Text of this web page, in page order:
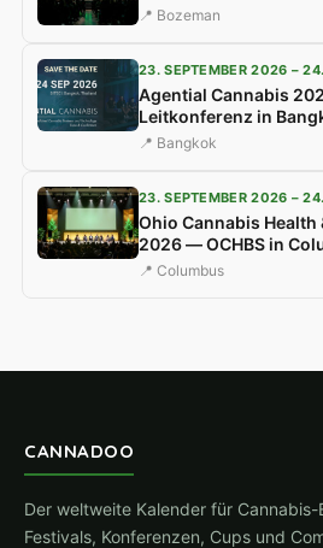
📍 Bozeman
23. SEPTEMBER 2026 –
Agential Cannabis
Leitkonferenz in
📍 Bangkok
23. SEPTEMBER 2026 –
Ohio Cannabis
2026 — OCHBS in
📍 Columbus
CANNADOO
Der weltweite Kalender für Cannabis-
Festivals, Konferenzen, Cups und